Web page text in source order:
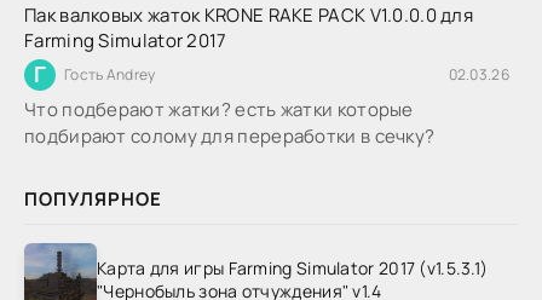
Пак валковых жаток KRONE RAKE PACK V1.0.0.0 для
Farming Simulator 2017
Г Гость Andrey 02.03.26
Что подберают жатки? есть жатки которые
подбирают солому для переработки в сечку?
ПОПУЛЯРНОЕ
Карта для игры Farming Simulator 2017 (v1.5.3.1)
"Чернобыль зона отчуждения" v1.4